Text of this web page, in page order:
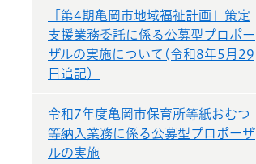
「第4期亀岡市地域福祉計画」策定
支援業務委託に係る公募型プロポー
ザルの実施について(令和8年5月29
日追記）
令和7年度亀岡市保育所等紙おむつ
等納入業務に係る公募型プロポーザ
ルの実施